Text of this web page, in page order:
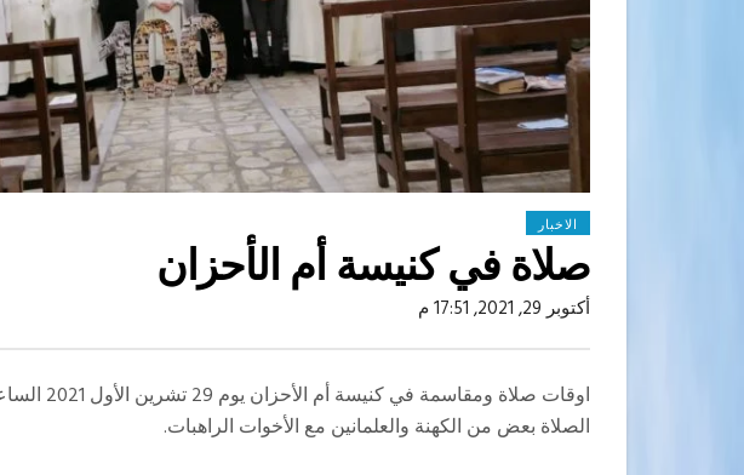
الاخبار
صلاة في كنيسة أم الأحزان
أكتوبر 29, 2021, 17:51 م
اوقات صلاة
الصلاة بعض من الكهنة والعلمانين مع الأخوات الراهبات.